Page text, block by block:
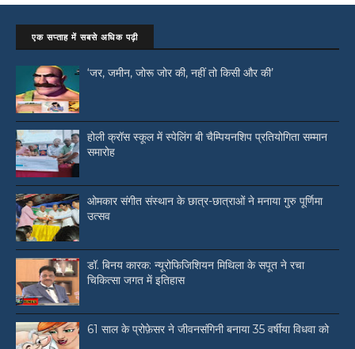
एक सप्ताह में सबसे अधिक पढ़ी
‘जर, जमीन, जोरू जोर की, नहीं तो किसी और की’
होली क्रॉस स्कूल में स्पेलिंग बी चैम्पियनशिप प्रतियोगिता सम्मान
समारोह
ओमकार संगीत संस्थान के छात्र-छात्राओं ने मनाया गुरु पूर्णिमा
उत्सव
डॉ. बिनय कारक: न्यूरोफिजिशियन मिथिला के सपूत ने रचा
चिकित्सा जगत में इतिहास
61 साल के प्रोफ़ेसर ने जीवनसंगिनी बनाया 35 वर्षीया विधवा को